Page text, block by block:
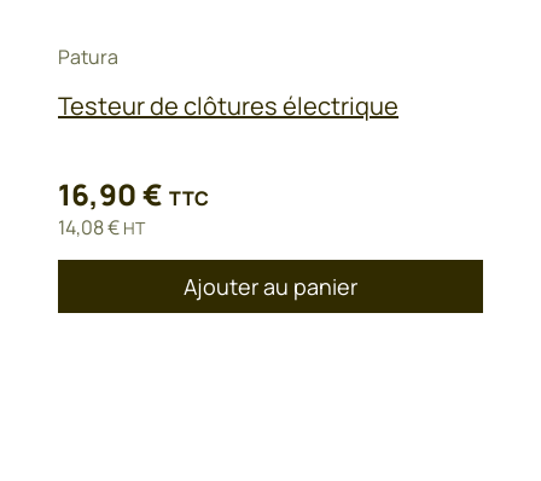
Patura
Testeur de clôtures électrique
16,90€ TTC
14,08€ HT
Ajouter au panier